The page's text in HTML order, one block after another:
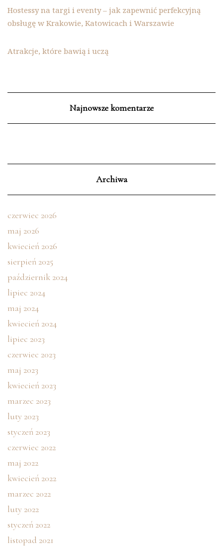
Hostessy na targi i eventy – jak zapewnić perfekcyjną
obsługę w Krakowie, Katowicach i Warszawie
Atrakcje, które bawią i uczą
Najnowsze komentarze
Archiwa
czerwiec 2026
maj 2026
kwiecień 2026
sierpień 2025
październik 2024
lipiec 2024
maj 2024
kwiecień 2024
lipiec 2023
czerwiec 2023
maj 2023
kwiecień 2023
marzec 2023
luty 2023
styczeń 2023
czerwiec 2022
maj 2022
kwiecień 2022
marzec 2022
luty 2022
styczeń 2022
listopad 2021